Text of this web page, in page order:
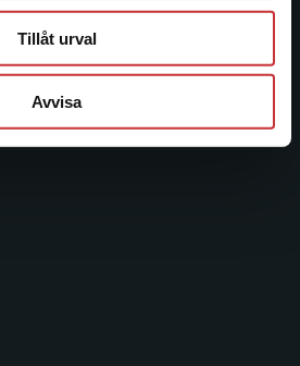
Tillåt urval
Avvisa